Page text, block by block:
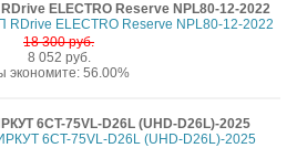
ELECTRO Reserve NPL80-12-2022
18 300 руб.
8 052 руб.
экономите: 56.00%
6CT-75VL-D26L (UHD-D26L)-2025